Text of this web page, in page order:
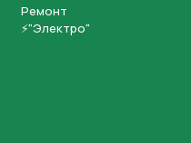
Ремонт
⚡"Электро"